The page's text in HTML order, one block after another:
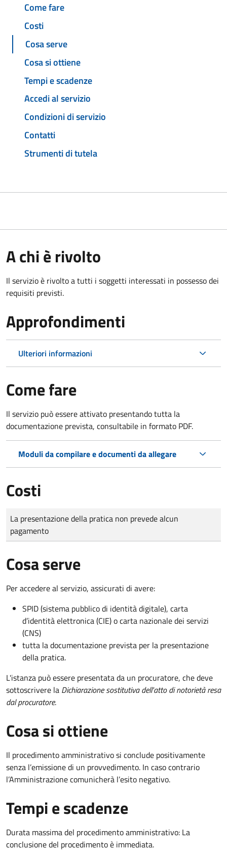
Come fare
Costi
Cosa serve
Cosa si ottiene
Tempi e scadenze
Accedi al servizio
Condizioni di servizio
Contatti
Strumenti di tutela
A chi è rivolto
Il servizio è rivolto a tutti i soggetti interessati in possesso dei
requisiti previsti.
Approfondimenti
Ulteriori informazioni
Come fare
Il servizio può essere attivato presentando tutta la
documentazione prevista, consultabile in formato PDF.
Moduli da compilare e documenti da allegare
Costi
Tipo di pagamento
Importo
La presentazione della pratica non prevede alcun
pagamento
Cosa serve
Per accedere al servizio, assicurati di avere:
SPID (sistema pubblico di identità digitale), carta
d’identità elettronica (CIE) o carta nazionale dei servizi
(CNS)
tutta la documentazione prevista per la presentazione
della pratica.
L'istanza può essere presentata da un procuratore, che deve
sottoscrivere la Dichiarazione sostitutiva dell'atto di notorietà resa
dal procuratore.
Cosa si ottiene
Il procedimento amministrativo si conclude positivamente
senza l’emissione di un provvedimento. In caso contrario
l’Amministrazione comunicherà l’esito negativo.
Tempi e scadenze
Durata massima del procedimento amministrativo: La
conclusione del procedimento è immediata.